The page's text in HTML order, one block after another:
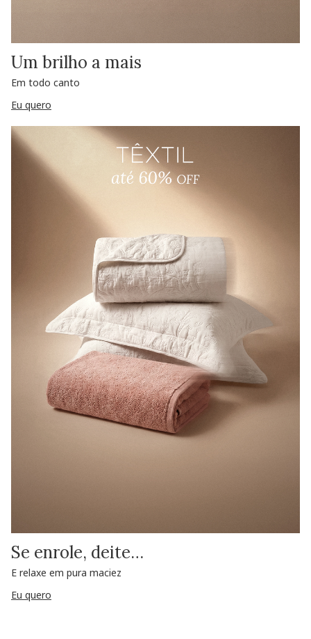
Um brilho a mais
Em todo canto
Eu quero
Se enrole, deite…
E relaxe em pura maciez
Eu quero